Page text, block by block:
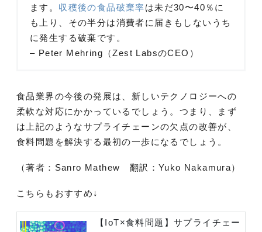
ます。 収穫後の食品破棄率は未だ30〜40％に
も上り、その半分は消費者に届きもしないうち
に発生する破棄です。
– Peter Mehring（Zest LabsのCEO）
食品業界の今後の発展は、新しいテクノロジーへの
柔軟な対応にかかっているでしょう。つまり、まず
は上記のようなサプライチェーンの欠点の改善が、
食料問題を解決する最初の一歩になるでしょう。
（著者：Sanro Mathew 翻訳：Yuko Nakamura）
こちらもおすすめ↓
【IoT×食料問題】サプライチェー